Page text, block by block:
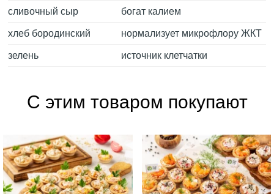
сливочный сыр богат калием
хлеб бородинский нормализует микрофлору ЖКТ
зелень источник клетчатки
С этим товаром покупают